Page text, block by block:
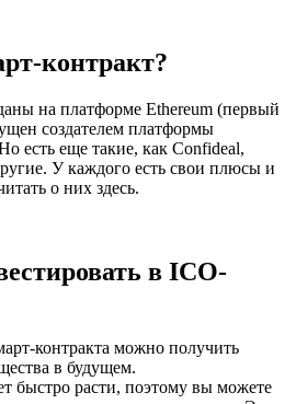
контракт?
на платформе Ethereum (первый
создателем платформы
есть еще такие, как Confideal,
У каждого есть свои плюсы и
о них здесь.
в ICO-
контракта можно получить
в будущем.
быстро расти, поэтому вы можете